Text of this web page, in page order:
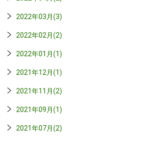
2022年03月(3)
2022年02月(2)
2022年01月(1)
2021年12月(1)
2021年11月(2)
2021年09月(1)
2021年07月(2)